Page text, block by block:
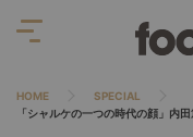
HOME
SPECIAL
「シャルケの一つの時代の顔」内